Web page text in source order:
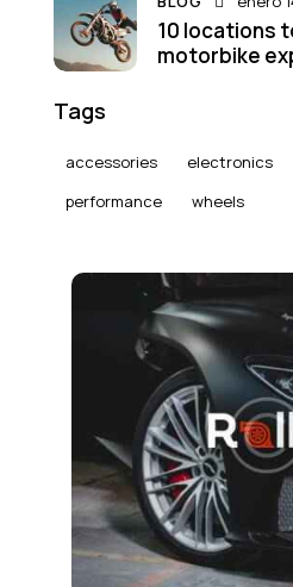
10 locations
motorbike
Tags
accessories electronics
performance
wheels